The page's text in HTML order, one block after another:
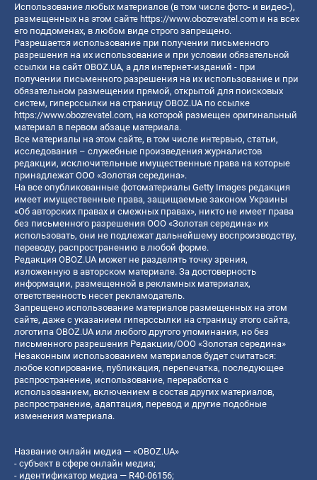
Использование любых материалов (в том числе фото- и видео-),
размещенных на этом сайте https://www.obozrevatel.com и на всех
его поддоменах, в любом виде строго запрещено.
Разрешается использование при получении письменного
разрешения на их использование и при условии обязательной
ссылки на сайт OBOZ.UA, а для интернет-изданий - при
получении письменного разрешения на их использование и при
обязательном размещении прямой, открытой для поисковых
систем, гиперссылки на страницу OBOZ.UA по ссылке
https://www.obozrevatel.com, на которой размещен оригинальный
материал в первом абзаце материала.
Все материалы на этом сайте, в том числе интервью, статьи,
исследования – служебные произведения журналистов
редакции, исключительные имущественные права на которые
принадлежат ООО «Золотая середина».
На все опубликованные фотоматериалы Getty Images редакция
имеет имущественные права, защищаемые законом Украины
«Об авторских правах и смежных правах», никто не имеет права
без письменного разрешения ООО «Золотая середина» их
использовать, они не подлежат дальнейшему воспроизводству,
переводу, распространению в любой форме.
Редакция OBOZ.UA может не разделять точку зрения,
изложенную в авторском материале. За достоверность
информации, размещенной в рекламных материалах,
ответственность несет рекламодатель.
Запрещено использование материалов размещенных на этом
сайте, даже с указанием гиперссылки на страницу этого сайта,
логотипа OBOZ.UA или любого другого упоминания, но без
письменного разрешения Редакции/ООО «Золотая середина»
Незаконным использованием материалов будет считаться:
любое копирование, публикация, перепечатка, последующее
распространение, использование, переработка с
использованием, включением в состав других материалов,
распространение, адаптация, перевод и другие подобные
изменения материала.
Название онлайн медиа — «OBOZ.UA»
- субъект в сфере онлайн медиа;
- идентификатор медиа — R40-06156;